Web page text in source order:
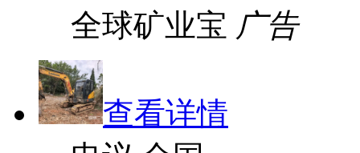
全球矿业宝 广告
查看详情